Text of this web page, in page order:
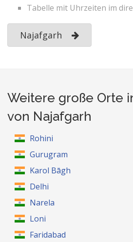
Tabelle mit Uhrzeiten im
Najafgarh
Weitere große Orte
von Najafgarh
Rohini
Gurugram
Karol Bāgh
Delhi
Narela
Loni
Faridabad